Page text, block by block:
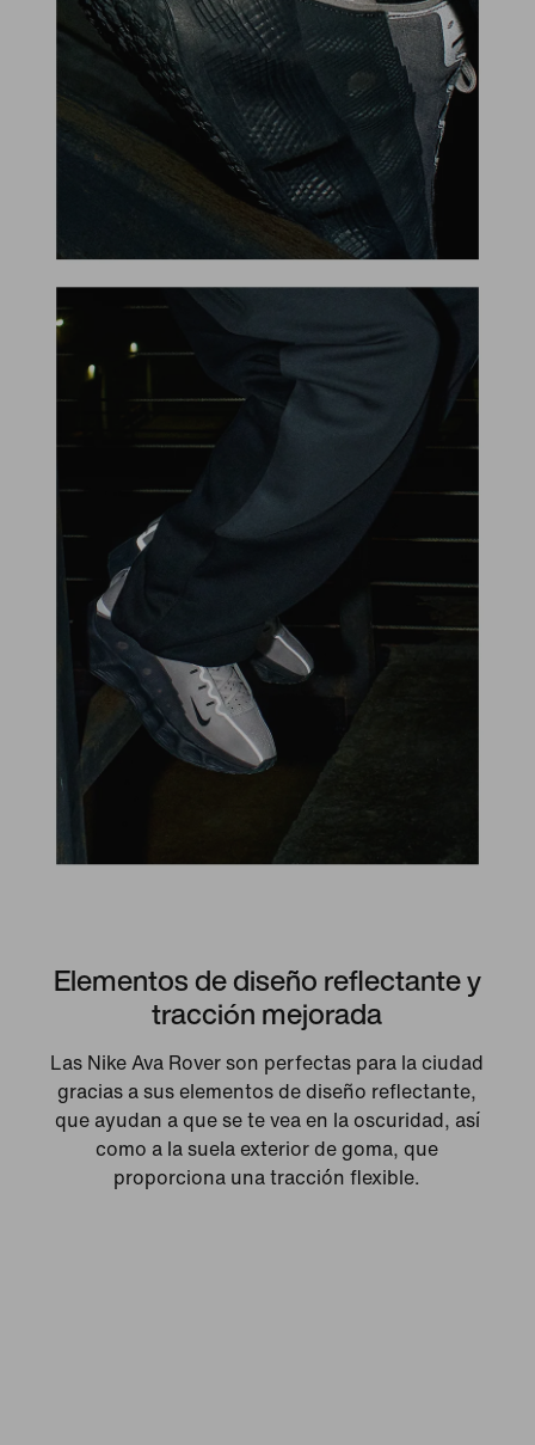
Elementos de diseño reflectante y
tracción mejorada
Las Nike Ava Rover son perfectas para la ciudad
gracias a sus elementos de diseño reflectante,
que ayudan a que se te vea en la oscuridad, así
como a la suela exterior de goma, que
proporciona una tracción flexible.